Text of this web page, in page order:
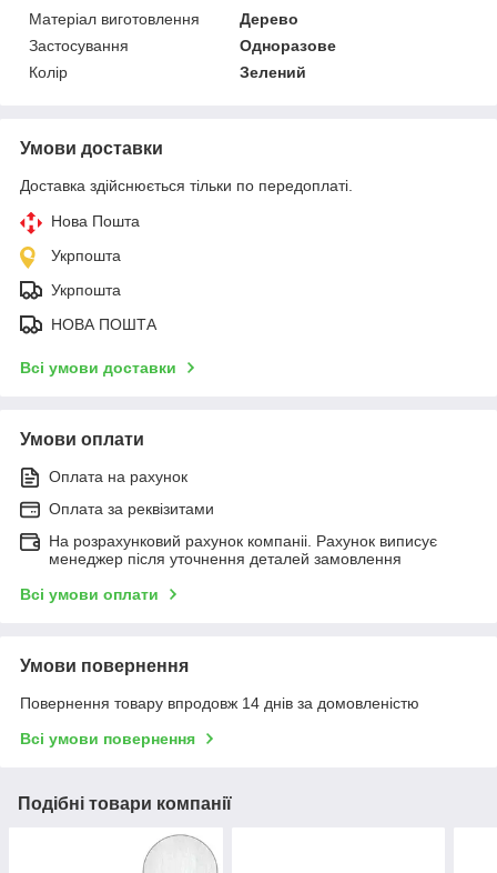
Матеріал виготовлення
Дерево
Застосування
Одноразове
Колір
Зелений
Умови доставки
Доставка здійснюється тільки по передоплаті.
Нова Пошта
Укрпошта
Укрпошта
НОВА ПОШТА
Всі умови доставки
Умови оплати
Оплата на рахунок
Оплата за реквізитами
На розрахунковий рахунок компаніі. Рахунок виписує
менеджер після уточнення деталей замовлення
Всі умови оплати
Умови повернення
Повернення товару впродовж 14 днів за домовленістю
Всі умови повернення
Подібні товари компанії